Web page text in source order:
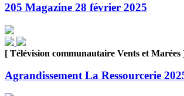
205 Magazine 28 février 2025
[ Télévision communautaire Vents et Marées
Agrandissement La Ressourcerie